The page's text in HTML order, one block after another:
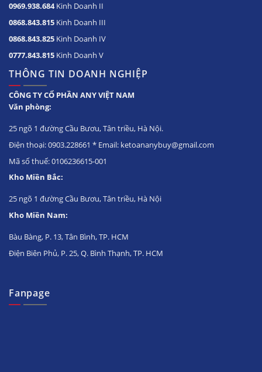
Tủ đông mát FCA-
4600N dung tích 450L
65.000.000₫
0969.938.684Kinh Doanh II
0868.843.815 Kinh Doanh III
0868.843.825 Kinh Doanh IV
0777.843.815 Kinh Doanh V
THÔNG TIN DOANH NGHIỆP
CÔNG TY CỔ PHẦN ANY VIỆT NAM
Văn phòng:
25 ngõ 1 đường Cầu Bươu, Tân triều, Hà Nội.
Điện thoại: 0903.228661 * Email: ketoananybuy@gmail.com
Mã số thuế: 0106236615-001
Kho Miền Bắc:
25 ngõ 1 đường Cầu Bươu, Tân triều, Hà Nội
Kho Miền Nam:
Bàu Bàng, P. 13, Tân Bình, TP. HCM
Điện Biên Phủ, P. 25, Q. Bình Thạnh, TP. HCM
Fanpage